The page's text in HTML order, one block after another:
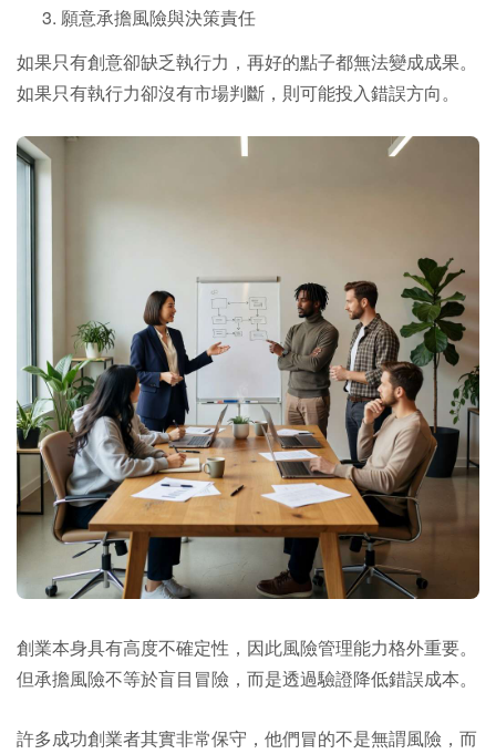
願意承擔風險與決策責任
如果只有創意卻缺乏執行力，再好的點子都無法變成成果。
如果只有執行力卻沒有市場判斷，則可能投入錯誤方向。
創業本身具有高度不確定性，因此風險管理能力格外重要。
但承擔風險不等於盲目冒險，而是透過驗證降低錯誤成本。
許多成功創業者其實非常保守，他們冒的不是無謂風險，而